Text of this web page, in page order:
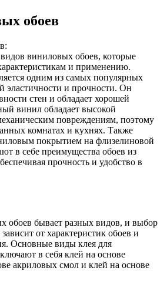
обоев
виниловых обоев, которые
и применению.
одним из самых популярных
эластичности и прочности. Он
стен и обладает хорошей
винил обладает высокой
повреждениям, поэтому
комнатах и кухнях. Также
покрытием на флизелиновой
в себе преимущества обоев из
прочность и удобство в
обоев бывает разных видов, и выбор
от характеристик обоев и
Основные виды клея для
в себя клей на основе
акриловых смол и клей на основе